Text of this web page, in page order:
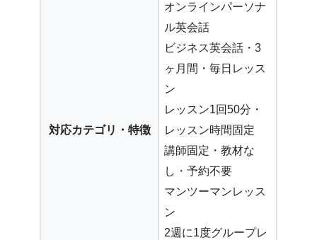
対応カテゴリ・特徴
オンラインパーソナ
ル英会話
ビジネス英会話・3
ヶ月間・毎日レッス
ン
レッスン1回50分・
レッスン時間固定
講師固定・教材な
し・予約不要
マンツーマンレッス
ン
2週に1度グループレ